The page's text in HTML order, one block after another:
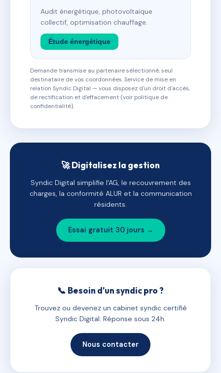
Audit énergétique, photovoltaïque
collectif, optimisation chauffage.
Étude énergétique
Demande transmise au partenaire sélectionné, seul
destinataire de vos coordonnées. Service de mise en
relation Syndic Digital — vous disposez d'un droit d'accès,
de rectification et d'effacement (voir politique de
confidentialité).
🚀 Digitalisez la gestion
Syndic Digital simplifie l'AG, le recouvrement des
charges, la conformité ALUR et la communication
résidents.
Essai gratuit 30 jours →
📞 Besoin d'un syndic pro ?
Trouvez ou devenez un cabinet syndic certifié
Syndic Digital. Réponse sous 24h.
Nous contacter